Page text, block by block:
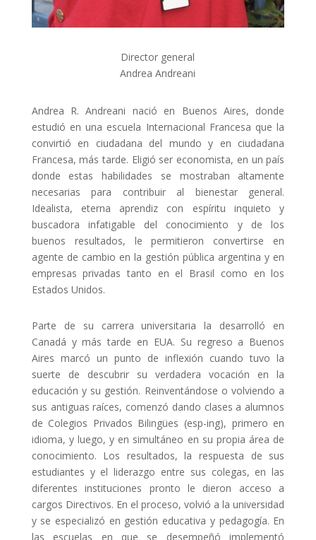
Director general
Andrea Andreani
Andrea R. Andreani nació en Buenos Aires, donde
estudió en una escuela Internacional Francesa que la
convirtió en ciudadana del mundo y en ciudadana
Francesa, más tarde. Eligió ser economista, en un país
donde estas habilidades se mostraban altamente
necesarias para contribuir al bienestar general.
Idealista, eterna aprendiz con espíritu inquieto y
buscadora infatigable del conocimiento y de los
buenos resultados, le permitieron convertirse en
agente de cambio en la gestión pública argentina y en
empresas privadas tanto en el Brasil como en los
Estados Unidos.
Parte de su carrera universitaria la desarrolló en
Canadá y más tarde en EUA. Su regreso a Buenos
Aires marcó un punto de inflexión cuando tuvo la
suerte de descubrir su verdadera vocación en la
educación y su gestión. Reinventándose o volviendo a
sus antiguas raíces, comenzó dando clases a alumnos
de Colegios Privados Bilingües (esp-ing), primero en
idioma, y luego, y en simultáneo en su propia área de
conocimiento. Los resultados, la respuesta de sus
estudiantes y el liderazgo entre sus colegas, en las
diferentes instituciones pronto le dieron acceso a
cargos Directivos. En el proceso, volvió a la universidad
y se especializó en gestión educativa y pedagogía. En
las escuelas en que se desempeñó implementó